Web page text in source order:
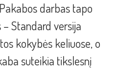
darbas tapo
Standard versija
kokybės keliuose, o
suteikia tikslesnį